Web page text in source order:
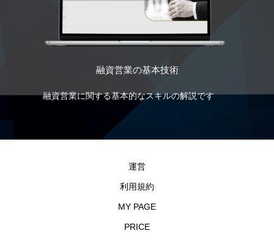
融資営業の基本技術
融資営業に関する基本的なスキルの解説です
財
運営
利用規約
MY PAGE
PRICE